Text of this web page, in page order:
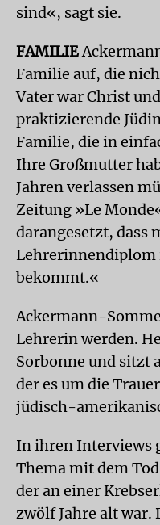
sind«, sagt sie.
FAMILIE
Familie auf, die
Vater war Christ
praktizierende
Familie, die in
Ihre Großmutter
Jahren verlassen
Zeitung »Le
darangesetzt, dass
bekommt.«
Ackermann-
Lehrerin werden.
Sorbonne und sitzt
der es um die
jüdisch-
In ihren Interviews
Thema mit dem
der an einer
zwölf Jahre alt war.